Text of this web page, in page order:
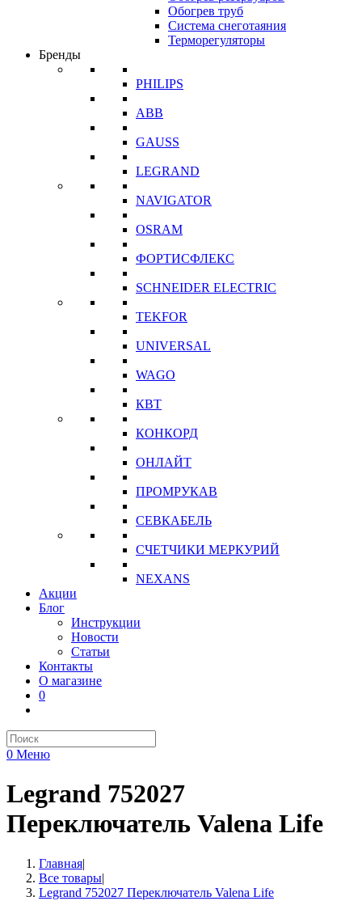
Обогрев труб
Система снеготаяния
Терморегуляторы
Бренды
PHILIPS
ABB
GAUSS
LEGRAND
NAVIGATOR
OSRAM
ФОРТИСФЛЕКС
SCHNEIDER ELECTRIC
TEKFOR
UNIVERSAL
WAGO
КВТ
КОНКОРД
ОНЛАЙТ
ПРОМРУКАВ
СЕВКАБЕЛЬ
СЧЕТЧИКИ МЕРКУРИЙ
NEXANS
Акции
Блог
Инструкции
Новости
Статьи
Контакты
О магазине
0
0 Меню
Legrand 752027
Переключатель Valena Life
Главная|
Все товары|
Legrand 752027 Переключатель Valena Life